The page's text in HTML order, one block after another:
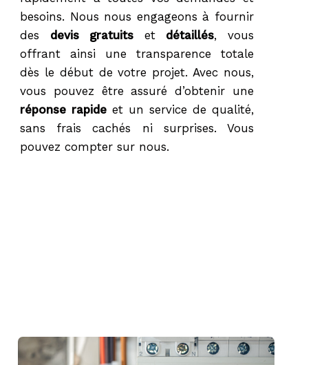
besoins. Nous nous engageons à fournir
des devis gratuits et détaillés, vous
offrant ainsi une transparence totale
dès le début de votre projet. Avec nous,
vous pouvez être assuré d’obtenir une
réponse rapideet un service de qualité,
sans frais cachés ni surprises. Vous
pouvez compter sur nous.